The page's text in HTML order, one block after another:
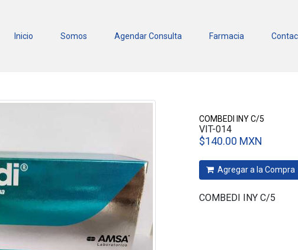
Inicio Somos Agendar Consulta Farmacia
COMBEDI INY C/5
VIT-014
$140.00 MXN
Agregar a la Compra
COMBEDI INY C/5